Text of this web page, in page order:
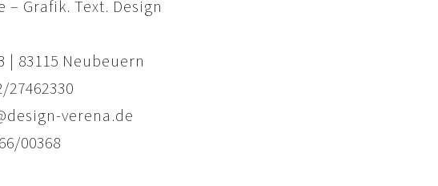
– Grafik. Text. Design
| 83115 Neubeuern
27462330
verena.de
00368